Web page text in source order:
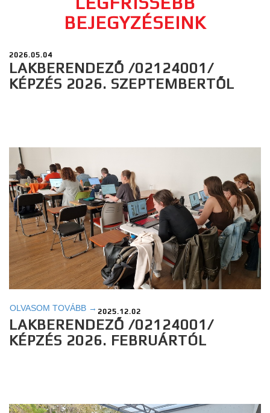
BEJEGYZÉSEINK
2026.05.04
LAKBERENDEZŐ /02124001/
KÉPZÉS 2026. SZEPTEMBERTŐL
OLVASOM TOVÁBB → 2025.12.02
LAKBERENDEZŐ /02124001/
KÉPZÉS 2026. FEBRUÁRTÓL